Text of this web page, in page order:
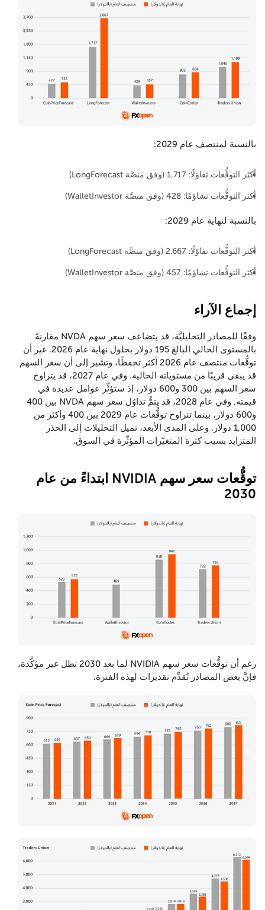
بالنسبة لمنتصف عام 2029:
أكثر التوقُّعات تفاؤلًا: 1,717 (وفق منصَّة LongForecast)
أكثر التوقُّعات تشاؤمًا: 428 (وفق منصَّة WalletInvestor)
بالنسبة لنهاية عام 2029:
أكثر التوقُّعات تفاؤلًا: 2.667 (وفق منصَّة LongForecast)
أكثر التوقُّعات تشاؤمًا: 457 (وفق منصَّة WalletInvestor)
إجماع الآراء
وفقًا للمصادر التحليليَّة، قد يتضاعف سعر سهم NVDA مقارنةً
بالمستوى الحالي البالغ 195 دولار بحلول نهاية عام 2026. غير أن
توقُّعات منتصف عام 2026 أكثر تحفظًا، وتشير إلى أن سعر السهم
قد يبقى قريبًا من مستوياته الحالية. وفي عام 2027، قد يتراوح
سعر السهم بين 300 و600 دولار، إذ ستؤثِّر عوامل عديدة في
قيمته. وفي عام 2028، قد يتمُّ تداوُل سعر سهم NVDA بين 400
و600 دولار، بينما تتراوح توقُّعات عام 2029 بين 400 وأكثر من
1,000 دولار. وعلى المدى الأبعد، تميل التحليلات إلى الحذر
المتزايد بسبب كثرة المتغيّرات المؤثّرة في السوق.
توقُّعات سعر سهم NVIDIA ابتداءً من عام
2030
رغم أن توقُّعات سعر سهم NVIDIA لما بعد 2030 تظل غير مؤكَّدة،
فإنَّ بعض المصادر تُقدِّم تقديرات لهذه الفترة.